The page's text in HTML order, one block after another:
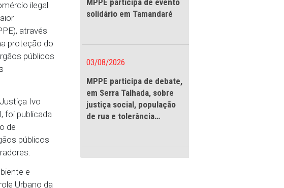
de reclamações
local por paredões de som
superior ao permitido pela
comércio ilegal
comidas e maior
(MPPE), através
com atuação na proteção do
aos órgãos públicos
dos eventos
Promotor de Justiça Ivo
da Capital, foi publicada
em Serra Talhada, sobre